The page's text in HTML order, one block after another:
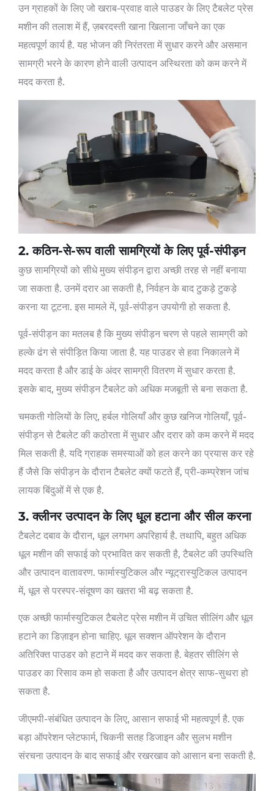
उन ग्राहकों के लिए जो खराब-प्रवाह वाले पाउडर के लिए टैबलेट प्रेस
मशीन की तलाश में हैं, ज़बरदस्ती खाना खिलाना जाँचने का एक
महत्वपूर्ण कार्य है. यह भोजन की निरंतरता में सुधार करने और असमान
सामग्री भरने के कारण होने वाली उत्पादन अस्थिरता को कम करने में
मदद करता है.
2. कठिन-से-रूप वाली सामग्रियों के लिए पूर्व-संपीड़न
कुछ सामग्रियों को सीधे मुख्य संपीड़न द्वारा अच्छी तरह से नहीं बनाया
जा सकता है. उनमें दरार आ सकती है, निर्वहन के बाद टुकड़े टुकड़े
करना या टूटना. इस मामले में, पूर्व-संपीड़न उपयोगी हो सकता है.
पूर्व-संपीड़न का मतलब है कि मुख्य संपीड़न चरण से पहले सामग्री को
हल्के ढंग से संपीड़ित किया जाता है. यह पाउडर से हवा निकालने में
मदद करता है और डाई के अंदर सामग्री वितरण में सुधार करता है.
इसके बाद, मुख्य संपीड़न टैबलेट को अधिक मजबूती से बना सकता है.
चमकती गोलियों के लिए, हर्बल गोलियाँ और कुछ खनिज गोलियाँ, पूर्व-
संपीड़न से टैबलेट की कठोरता में सुधार और दरार को कम करने में मदद
मिल सकती है. यदि ग्राहक समस्याओं को हल करने का प्रयास कर रहे
हैं जैसे कि संपीड़न के दौरान टैबलेट क्यों फटते हैं, प्री-कम्प्रेशन जांच
लायक बिंदुओं में से एक है.
3. क्लीनर उत्पादन के लिए धूल हटाना और सील करना
टैबलेट दबाव के दौरान, धूल लगभग अपरिहार्य है. तथापि, बहुत अधिक
धूल मशीन की सफाई को प्रभावित कर सकती है, टैबलेट की उपस्थिति
और उत्पादन वातावरण. फार्मास्युटिकल और न्यूट्रास्युटिकल उत्पादन
में, धूल से परस्पर-संदूषण का खतरा भी बढ़ सकता है.
एक अच्छी फार्मास्युटिकल टैबलेट प्रेस मशीन में उचित सीलिंग और धूल
हटाने का डिज़ाइन होना चाहिए. धूल सक्शन ऑपरेशन के दौरान
अतिरिक्त पाउडर को हटाने में मदद कर सकता है. बेहतर सीलिंग से
पाउडर का रिसाव कम हो सकता है और उत्पादन क्षेत्र साफ-सुथरा हो
सकता है.
जीएमपी-संबंधित उत्पादन के लिए, आसान सफाई भी महत्वपूर्ण है. एक
बड़ा ऑपरेशन प्लेटफार्म, चिकनी सतह डिजाइन और सुलभ मशीन
संरचना उत्पादन के बाद सफाई और रखरखाव को आसान बना सकती है.